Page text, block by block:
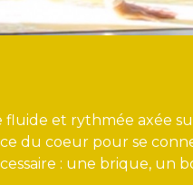
fluide et rythmée axée
du coeur pour se
: une brique, un